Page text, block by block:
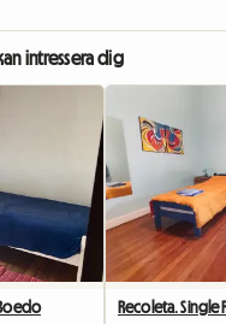
intressera dig